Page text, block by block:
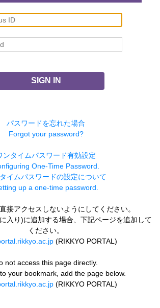
SIGN IN
パスワードを忘れた場合
Forgot your password?
ンタイムパスワード有効設定
One-Time Password.
イムパスワードの設定について
up a one-time password.
接アクセスしないようにしてください。
入り)に追加する場合、下記ページを追加して
ください。
(RIKKYO PORTAL)
not access this page directly.
your bookmark, add the page below.
(RIKKYO PORTAL)